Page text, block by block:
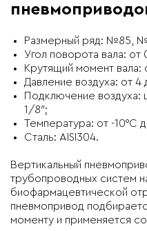
Размерный ряд: №85,
Угол поворота вала: от
Крутящий момент вала:
Давление воздуха: от 4
Подключение воздуха:
1/8″;
Температура: от -10°C
Сталь: AISI304.
Вертикальный
трубопроводных систем
биофармацевтической
пневмопривод
моменту и применяется